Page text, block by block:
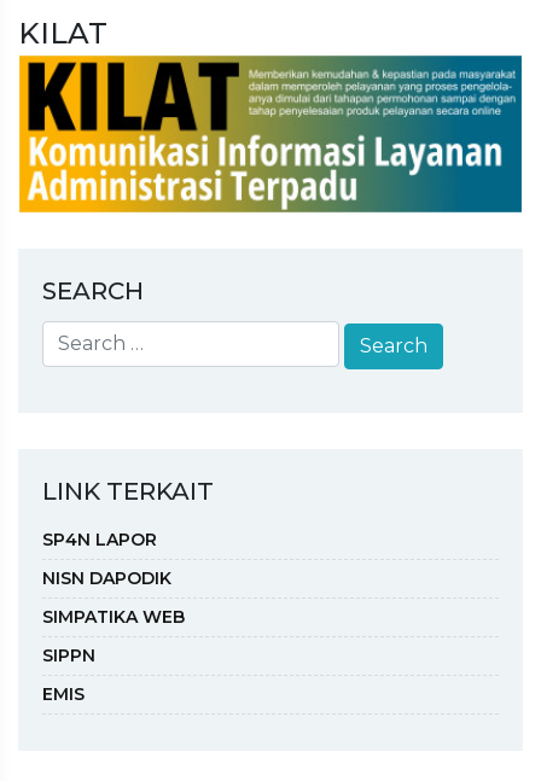
KILAT
SEARCH
LINK TERKAIT
SP4N LAPOR
NISN DAPODIK
SIMPATIKA WEB
SIPPN
EMIS